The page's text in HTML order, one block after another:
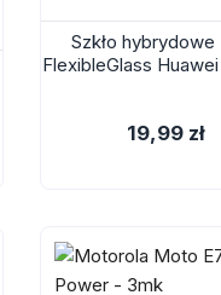
Szkło
FlexibleGlass Huawei
19,99 zł